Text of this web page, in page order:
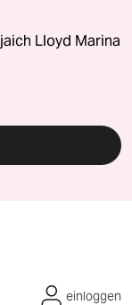
Lloyd Marina
einloggen